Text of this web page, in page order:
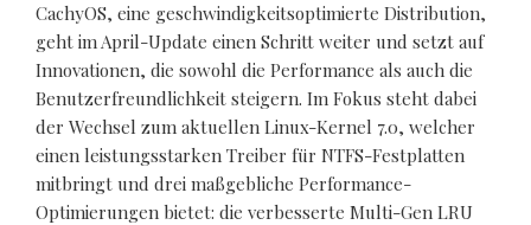
CachyOS, eine geschwindigkeitsoptimierte Distribution,
geht im April-Update einen Schritt weiter und setzt auf
Innovationen, die sowohl die Performance als auch die
Benutzerfreundlichkeit steigern. Im Fokus steht dabei
der Wechsel zum aktuellen Linux-Kernel 7.0, welcher
einen leistungsstarken Treiber für NTFS-Festplatten
mitbringt und drei maßgebliche Performance-
Optimierungen bietet: die verbesserte Multi-Gen LRU